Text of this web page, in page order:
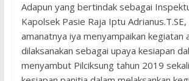
Adapun yang bertindak sebagai
Kapolsek Pasie Raja Iptu Adrianus.T.SE,
amanatnya iya menyampaikan kegiatan
dilaksanakan sebagai upaya kesiapan
menyambut Pilciksung tahun 2019